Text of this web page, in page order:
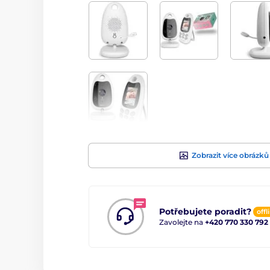
Zobrazit více obrázků
Potřebujete poradit?
Zavolejte na +420 770 330 792